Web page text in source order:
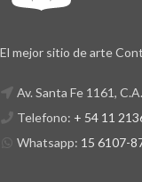
El mejor sitio de arte
Av. Santa Fe 1161,
Telefono: + 54 11
Whatsapp: 15 6107-